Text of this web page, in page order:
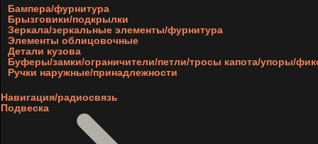
Бампера/фурнитура
Брызговики/подкрылки
Зеркала/зеркальные элементы/фурнитура
Элементы облицовочные
Детали кузова
Буферы/замки/ограничители/петли/тросы капота/упоры/
Ручки наружные/принадлежности
Навигация/радиосвязь
Подвеска